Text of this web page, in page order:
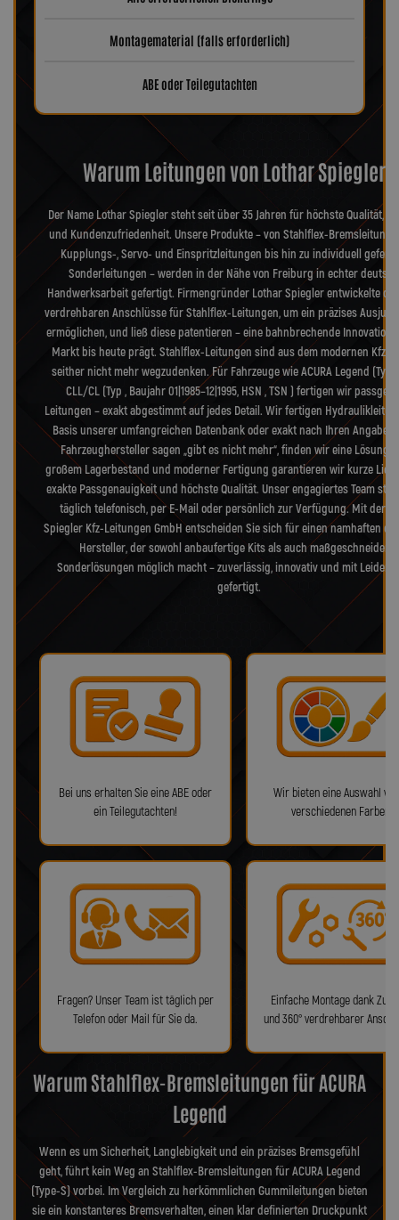
Montagematerial (falls erforderlich)
ABE oder Teilegutachten
Warum Leitungen von Lothar Spiegler?
Der Name Lothar Spiegler steht seit über 35 Jahren für höchste Qualität,
und Kundenzufriedenheit. Unsere Produkte – von Stahlflex-
Kupplungs-, Servo- und Einspritzleitungen bis hin zu individuell
Sonderleitungen – werden in der Nähe von Freiburg in echter
Handwerksarbeit gefertigt. Firmengründer Lothar Spiegler entwickelte
verdrehbaren Anschlüsse für Stahlflex-Leitungen, um ein präzises
ermöglichen, und ließ diese patentieren – eine bahnbrechende Innovation,
Markt bis heute prägt. Stahlflex-Leitungen sind aus dem modernen Kfz-
seither nicht mehr wegzudenken. Für Fahrzeuge wie ACURA Legend
CLL/CL (Typ , Baujahr 01|1985–12|1995, HSN , TSN ) fertigen wir
Leitungen – exakt abgestimmt auf jedes Detail. Wir fertigen
Basis unserer umfangreichen Datenbank oder exakt nach Ihren
Fahrzeughersteller sagen „gibt es nicht mehr“, finden wir eine Lösung.
großem Lagerbestand und moderner Fertigung garantieren wir kurze
exakte Passgenauigkeit und höchste Qualität. Unser engagiertes Team
täglich telefonisch, per E-Mail oder persönlich zur Verfügung. Mit der
Spiegler Kfz-Leitungen GmbH entscheiden Sie sich für einen namhaften
Hersteller, der sowohl anbaufertige Kits als auch maßgeschneiderte
Sonderlösungen möglich macht – zuverlässig, innovativ und mit
gefertigt.
Bei uns erhalten Sie eine ABE oder
ein Teilegutachten!
Wir bieten eine Auswahl
verschiedenen Farben!
Fragen? Unser Team ist täglich per
Telefon oder Mail für Sie da.
Einfache Montage dank
und 360° verdrehbarer
Warum Stahlflex-Bremsleitungen für ACURA
Legend
Wenn es um Sicherheit, Langlebigkeit und ein präzises Bremsgefühl
geht, führt kein Weg an Stahlflex-Bremsleitungen für ACURA Legend
(Type-S) vorbei. Im Vergleich zu herkömmlichen Gummileitungen bieten
sie ein konstanteres Bremsverhalten, einen klar definierten Druckpunkt